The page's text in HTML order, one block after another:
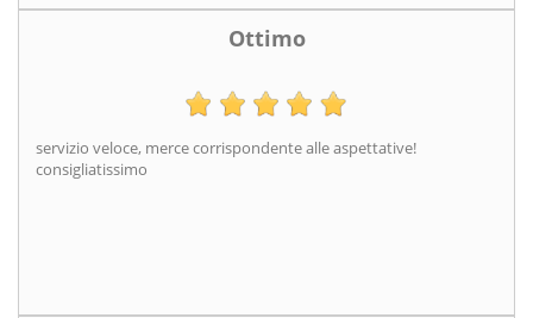
Ottimo
servizio veloce, merce corrispondente alle aspettative!
consigliatissimo